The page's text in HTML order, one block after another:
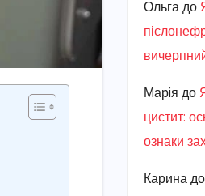
Ольгадо
Марiя до
цистит:
ознаки
Каринадо